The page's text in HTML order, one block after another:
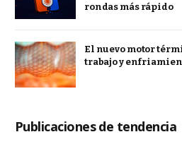
rondas más rápido
El nuevo motor
trabajo y
Publicaciones de tendencia